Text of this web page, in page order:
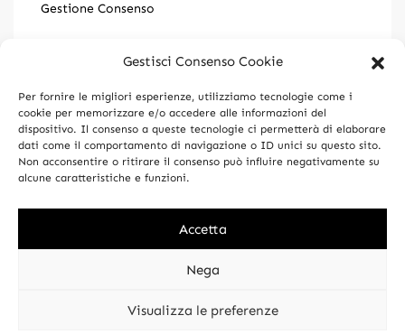
Gestisci Consenso Cookie
Per fornire le migliori esperienze, utilizziamo tecnologie come i
cookie per memorizzare e/o accedere alle informazioni del
dispositivo. Il consenso a queste tecnologie ci permetterà di elaborare
dati come il comportamento di navigazione o ID unici su questo sito.
Non acconsentire o ritirare il consenso può influire negativamente su
alcune caratteristiche e funzioni.
Accetta
Nega
Visualizza le preferenze
Gestione Consenso
About Us
Contact
News
03328450170